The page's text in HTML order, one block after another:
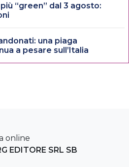
“green” dal 3 agosto:
una piaga
a pesare sull’Italia
online
EDITORE SRL SB